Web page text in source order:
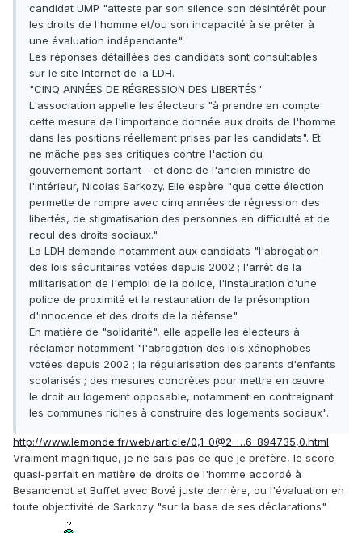
candidat UMP "atteste par son silence son désintérêt pour
les droits de l'homme et/ou son incapacité à se prêter à
une évaluation indépendante".
Les réponses détaillées des candidats sont consultables
sur le site Internet de la LDH.
"CINQ ANNÉES DE RÉGRESSION DES LIBERTÉS"
L'association appelle les électeurs "à prendre en compte
cette mesure de l'importance donnée aux droits de l'homme
dans les positions réellement prises par les candidats". Et
ne mâche pas ses critiques contre l'action du
gouvernement sortant – et donc de l'ancien ministre de
l'intérieur, Nicolas Sarkozy. Elle espère "que cette élection
permette de rompre avec cinq années de régression des
libertés, de stigmatisation des personnes en difficulté et de
recul des droits sociaux."
La LDH demande notamment aux candidats "l'abrogation
des lois sécuritaires votées depuis 2002 ; l'arrêt de la
militarisation de l'emploi de la police, l'instauration d'une
police de proximité et la restauration de la présomption
d'innocence et des droits de la défense".
En matière de "solidarité", elle appelle les électeurs à
réclamer notamment "l'abrogation des lois xénophobes
votées depuis 2002 ; la régularisation des parents d'enfants
scolarisés ; des mesures concrètes pour mettre en œuvre
le droit au logement opposable, notamment en contraignant
les communes riches à construire des logements sociaux".
http://www.lemonde.fr/web/article/0,1-0@2-…6-894735,0.html
Vraiment magnifique, je ne sais pas ce que je préfère, le score
quasi-parfait en matière de droits de l'homme accordé à
Besancenot et Buffet avec Bové juste derrière, ou l'évaluation en
toute objectivité de Sarkozy "sur la base de ses déclarations"